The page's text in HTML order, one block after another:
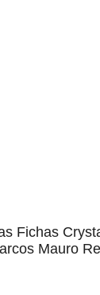
Fichas
Mauro